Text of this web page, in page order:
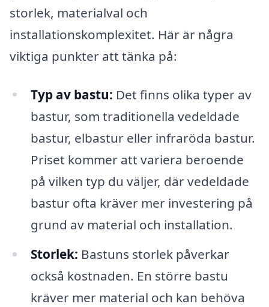
storlek, materialval och
installationskomplexitet. Här är några
viktiga punkter att tänka på:
Typ av bastu: Det finns olika typer av
bastur, som traditionella vedeldade
bastur, elbastur eller infraröda bastur.
Priset kommer att variera beroende
på vilken typ du väljer, där vedeldade
bastur ofta kräver mer investering på
grund av material och installation.
Storlek: Bastuns storlek påverkar
också kostnaden. En större bastu
kräver mer material och kan behöva